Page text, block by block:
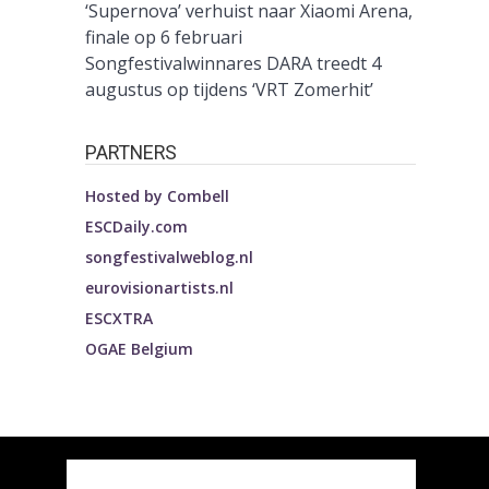
‘Supernova’ verhuist naar Xiaomi Arena,
finale op 6 februari
Songfestivalwinnares DARA treedt 4
augustus op tijdens ‘VRT Zomerhit’
PARTNERS
Hosted by Combell
ESCDaily.com
songfestivalweblog.nl
eurovisionartists.nl
ESCXTRA
OGAE Belgium